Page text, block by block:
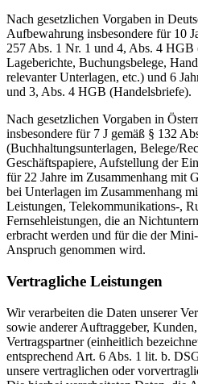
Nach gesetzlichen Vorgaben in
Aufbewahrung insbesondere für 10
257 Abs. 1 Nr. 1 und 4, Abs. 4 HGB
Lageberichte, Buchungsbelege,
relevanter Unterlagen, etc.) und 6
und 3, Abs. 4 HGB (Handelsbriefe).
Nach gesetzlichen Vorgaben in
insbesondere für 7 J gemäß § 132
(Buchhaltungsunterlagen, Belege/
Geschäftspapiere, Aufstellung der
für 22 Jahre im Zusammenhang mit
bei Unterlagen im Zusammenhang
Leistungen, Telekommunikations-,
Fernsehleistungen, die an
erbracht werden und für die der
Anspruch genommen wird.
Vertragliche Leistungen
Wir verarbeiten die Daten unserer
sowie anderer Auftraggeber,
Vertragspartner (einheitlich
entsprechend Art. 6 Abs. 1 lit. b.
unsere vertraglichen oder